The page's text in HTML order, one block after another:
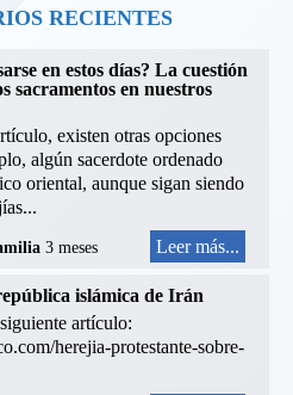
RECIENTES
en estos días? La cuestión
sacramentos en nuestros
existen otras opciones
algún sacerdote ordenado
oriental, aunque sigan siendo
3 meses Leer más...
islámica de Irán
artículo:
herejia-protestante-sobre-